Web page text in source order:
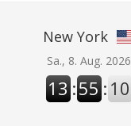
New York
Sa., 8. Aug. 2026
13 :55 : 10